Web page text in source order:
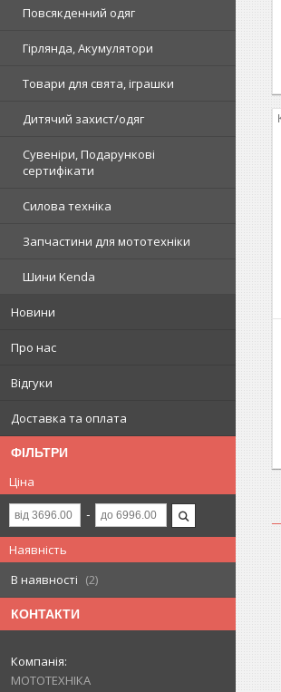
Повсякденний одяг
Гірлянда, Акумулятори
Товари для свята, іграшки
Дитячий захист/одяг
Сувеніри, Подарункові
сертифікати
Силова техніка
Запчастини для мототехніки
Шини Kenda
Новини
Про нас
Відгуки
Доставка та оплата
ФІЛЬТРИ
Ціна
Наявність
В наявності
2
КОНТАКТИ
МОТОТЕХНІКА